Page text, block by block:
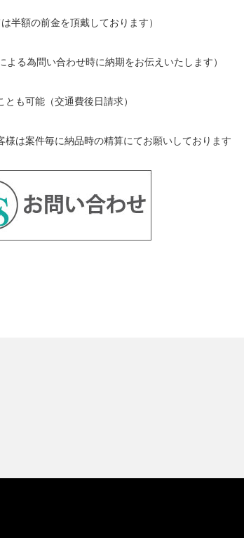
半額の前金を頂戴しております）
る為問い合わせ時に納期をお伝えいたします）
も可能（交通費後日請求）
は案件毎に納品時の精算にてお願いしております